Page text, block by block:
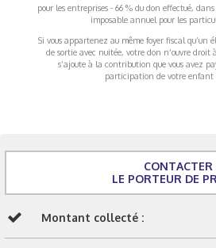
pour les entreprises - 66 % du don effectué,
imposable annuel pour les
Si vous appartenez au même foyer fiscal qu’un
de sortie avec nuitée, votre don n’ouvre droit
s’ajoute à la contribution que vous avez
participation de votre enfant
CONTACTER
LE PORTEUR DE
Montant collecté :